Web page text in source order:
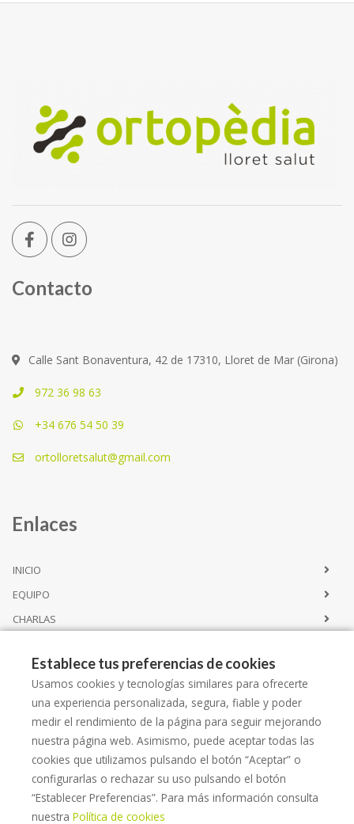
Contacto
Calle Sant Bonaventura, 42 de 17310, Lloret de Mar (Girona)
972 36 98 63
+34 676 54 50 39
ortolloretsalut@gmail.com
Enlaces
INICIO
EQUIPO
CHARLAS
Servicios
CATÁLOGO SERVICIOS
ALQUILER
ESPACIO LLORET SALUT
Establece tus preferencias de cookies
Usamos cookies y tecnologías similares para ofrecerte
una experiencia personalizada, segura, fiable y poder
medir el rendimiento de la página para seguir mejorando
nuestra página web. Asimismo, puede aceptar todas las
cookies que utilizamos pulsando el botón “Aceptar” o
configurarlas o rechazar su uso pulsando el botón
“Establecer Preferencias”. Para más información consulta
nuestra Política de cookies